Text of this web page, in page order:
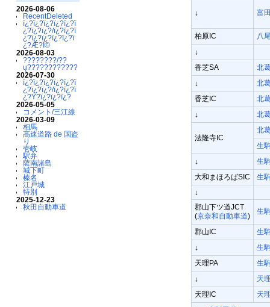
2026-08-06
RecentDeleted
ï¿?ï¿?ï¿?ï¿?ï¿?ï
¿?ï¿?ï¿?/ï¿?ï¿?ï
¿?ï¿?ï¿?ï¿?ï¿?ï
¿?Æ?Ï©
2026-08-03
????????/??
ų????????????
2026-07-30
ï¿?ï¿?ï¿?ï¿?ï¿?ï
¿?ï¿?ï¿?/ï¿?ï¿?ï
¿?Ý?ï¿?ï¿?ï¿?
2026-05-05
コメント/三江線
2026-03-09
相馬
高速道路 de 国盗
り
壱岐
駅弁
薩南諸島
城下町
榛名
江戸城
特別
2025-12-23
秋田自動車道
↓ 富
柏原IC 八
↓
香芝SA
北
↓
北
香芝IC
北
↓ 北
法隆寺IC
北
生
↓
生
大和まほろばSIC
生
↓
郡山下ツ道JCT
(京奈和自動車道)
生
郡山IC 生
↓
生
天理PA
生
↓
天
天理IC
天